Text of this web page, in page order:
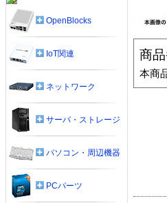
商
本商
OpenBlocks
IoT関連
ネットワーク
サーバ・ストレージ
パソコン・周辺機器
PCパーツ